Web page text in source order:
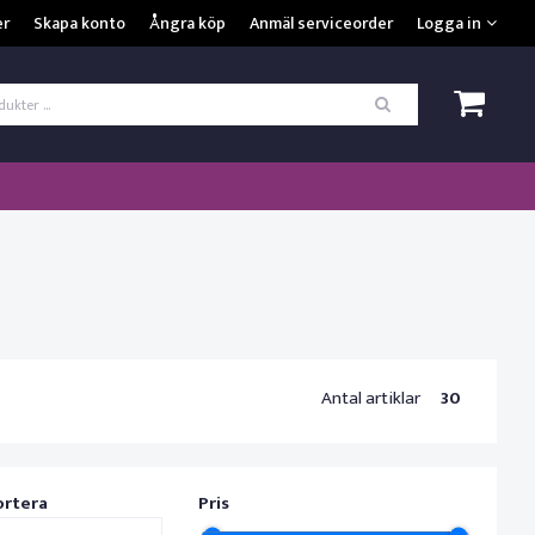
Skapa konto Ångra köp Anmäl serviceorder Logga in
in
*
Antal artiklar 30
Pris